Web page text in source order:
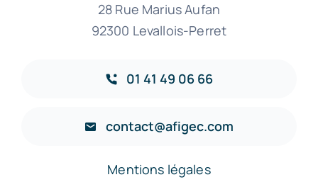
28 Rue Marius Aufan
92300 Levallois-Perret
01 41 49 06 66
contact@afigec.com
Mentions légales